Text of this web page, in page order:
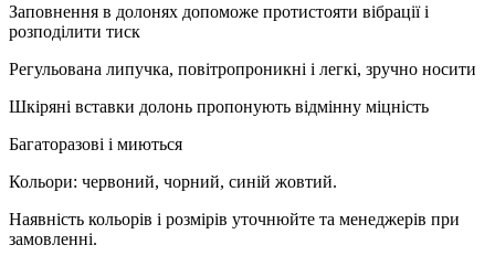
Заповнення в долонях допоможе протистояти вібрації і
розподілити тиск
Регульована липучка, повітропроникні і легкі, зручно носити
Шкіряні вставки долонь пропонують відмінну міцність
Багаторазові і миються
Кольори: червоний, чорний, синій жовтий.
Наявність кольорів і розмірів уточнюйте та менеджерів при
замовленні.